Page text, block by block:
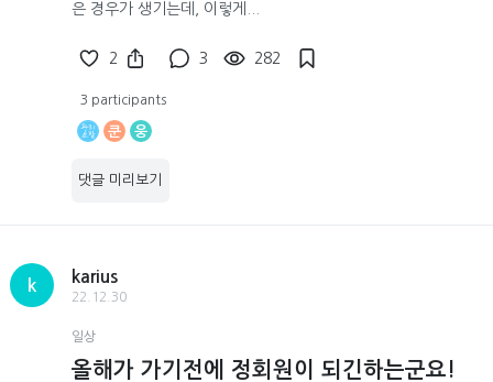
은 경우가 생기는데, 이렇게...
2 3 282
3 participants
쿤 웅
댓글 미리보기
k
karius
22.12.30
일상
올해가 가기전에 정회원이 되긴하는군요!